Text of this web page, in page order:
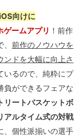
向けに
ゲームアプリ ！前作
、前作のノウハウを
ドを大幅に向上さ
いるので、純粋にプ
負ができるフェアな
リートバスケットボ
アルタイム式の対戦
、個性派揃いの選手